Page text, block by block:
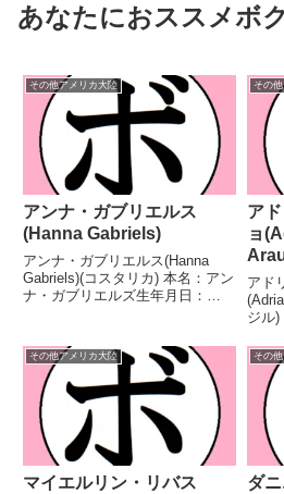
あなたにおススメボ
その他アメリカ大陸
アンナ・ガブリエルス
(Hanna Gabriels)
アンナ・ガブリエルス(Hanna
Gabriels)(コスタリカ) 本名：アン
ナ・ガブリエルズ生年月日：
分 【獲得タイトル】WBAラテン
アメリカスーパーウェルター級王
座...
その
ア
ョ
アド
ジル)
月日
ジル
敗
その他アメリカ大陸
マイエルリン・リバス
その
ダ